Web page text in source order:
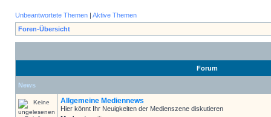
Unbeantwortete Themen | Aktive Themen
Foren-Übersicht
Forum
News
Allgemeine Mediennews
Hier könnt Ihr Neuigkeiten der Medienszene diskutieren